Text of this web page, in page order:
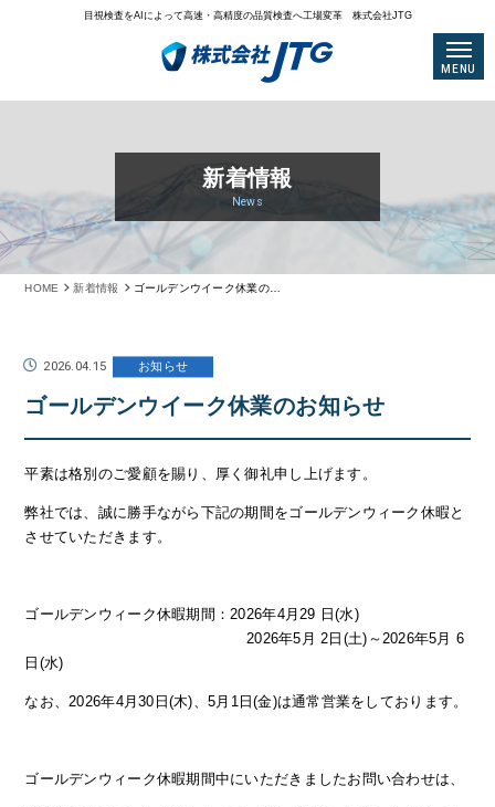
目視検査をAIによって高速・高精度の品質検査へ工場変革 株式会社JTG
新着情報
News
HOME 新着情報 ゴールデンウイーク休業のお知らせ
2026.04.15 お知らせ
ゴールデンウイーク休業のお知らせ
平素は格別のご愛顧を賜り、厚く御礼申し上げます。
弊社では、誠に勝手ながら下記の期間を ゴールデンウィーク休暇 と
させていただきます。
ゴールデンウィーク休暇期間：2026年4月29 日(水)
2026年5月 2日(土)～2026年5月 6
日(水)
なお、2026年4月30日(木)、5月1日(金)は通常営業をしております。
ゴールデンウィーク休暇期間中にいただきましたお問い合わせは、
MENU